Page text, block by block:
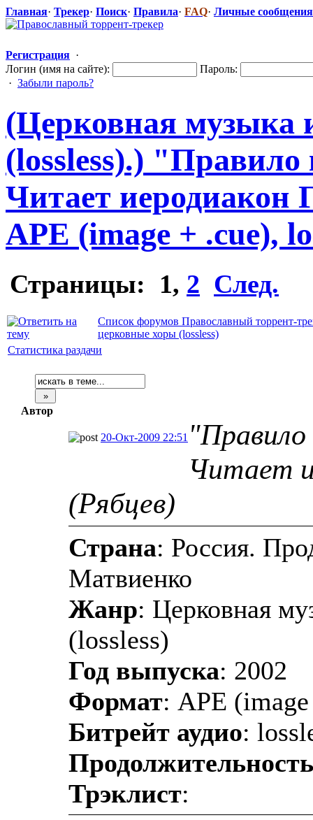
Главная· Трекер· Поиск· Правила· FAQ· Личные сообщения
Регистрация ·
Логин (имя на сайте):
Пароль:
· Забыли пароль?
(Церковная музыка
(lossless).) "Правило
Читает иеродиакон
APE (image + .cue),
Страницы: 1, 2 След.
Список форумов Православный торрент-
церковные хоры (lossless)
Статистика раздачи
Автор
20-Окт-2009 22:51
Читает
(Рябцев)
Страна: Россия.
Матвиенко
Жанр: Церковная
(lossless)
Год выпуска: 2002
Формат: APE
Битрейт аудио:
Продолжительность
Трэклист: